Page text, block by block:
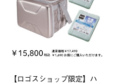
【ロゴスショップ限定】ハ